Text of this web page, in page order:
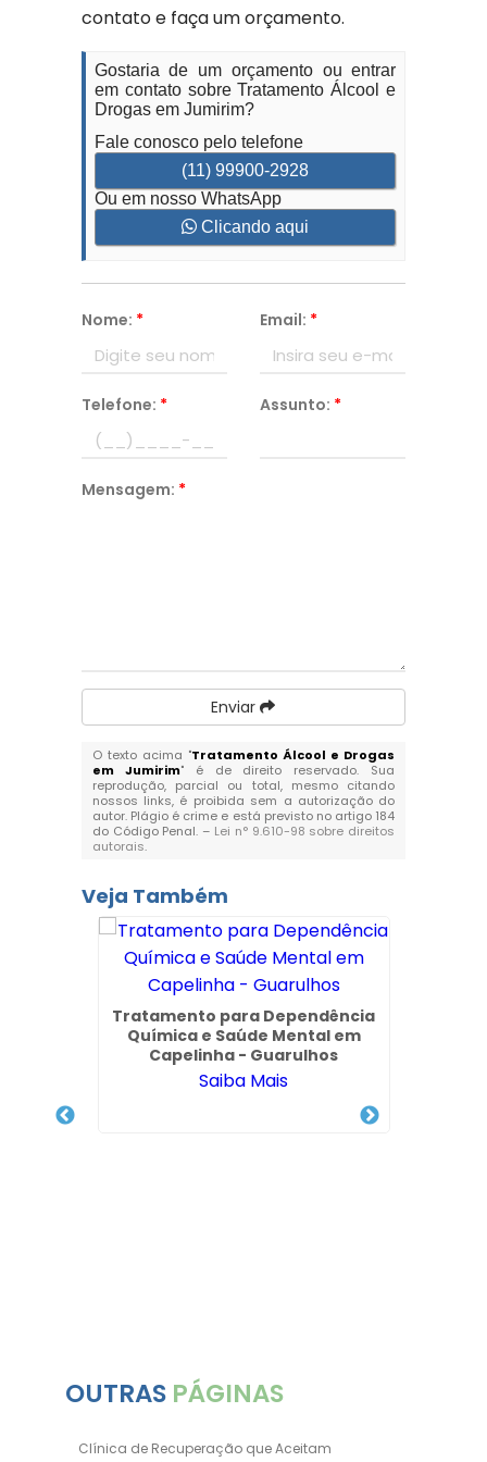
contato e faça um orçamento.
Gostaria de um orçamento ou entrar
em contato sobre Tratamento Álcool e
Drogas em Jumirim?
Fale conosco pelo telefone
(11) 99900-2928
Ou em nosso WhatsApp
Clicando aqui
Nome: * Email: *
Telefone: * Assunto: *
Mensagem: *
Enviar
O texto acima "Tratamento Álcool e Drogas
em Jumirim" é de direito reservado. Sua
reprodução, parcial ou total, mesmo citando
nossos links, é proibida sem a autorização do
autor. Plágio é crime e está previsto no artigo 184
do Código Penal. – Lei n° 9.610-98 sobre direitos
autorais.
Veja Também
Tratamento para Dependência
Química e Saúde Mental em
Capelinha - Guarulhos
Saiba Mais
OUTRAS PÁGINAS
Clínica de Recuperação que Aceitam